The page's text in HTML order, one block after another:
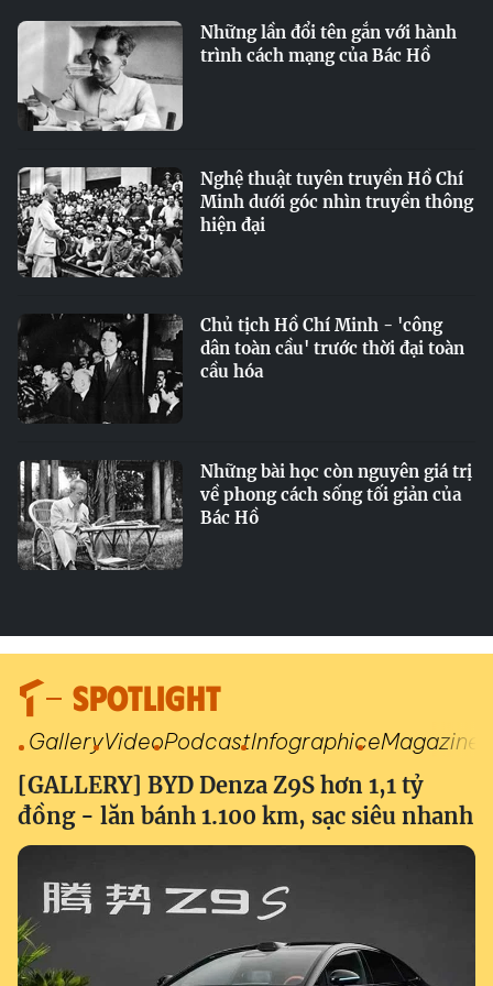
Những lần đổi tên gắn với hành
trình cách mạng của Bác Hồ
Nghệ thuật tuyên truyền Hồ Chí
Minh dưới góc nhìn truyền thông
hiện đại
Chủ tịch Hồ Chí Minh - 'công
dân toàn cầu' trước thời đại toàn
cầu hóa
Những bài học còn nguyên giá trị
về phong cách sống tối giản của
Bác Hồ
SPOTLIGHT
GalleryVideoPodcastInfographiceMagazine
[GALLERY] BYD Denza Z9S hơn 1,1 tỷ
đồng - lăn bánh 1.100 km, sạc siêu nhanh